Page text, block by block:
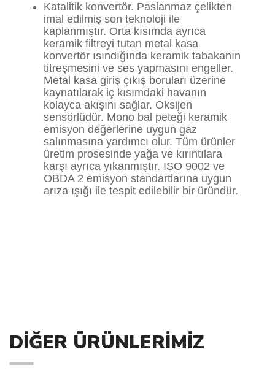
Katalitik konvertör. Paslanmaz çelikten
imal edilmiş son teknoloji ile
kaplanmıştır. Orta kısımda ayrıca
keramik filtreyi tutan metal kasa
konvertör ısındığında keramik tabakanın
titreşmesini ve ses yapmasını engeller.
Metal kasa giriş çıkış boruları üzerine
kaynatılarak iç kısımdaki havanın
kolayca akışını sağlar. Oksijen
sensörlüdür. Mono bal peteği keramik
emisyon değerlerine uygun gaz
salınmasına yardımcı olur. Tüm ürünler
üretim prosesinde yağa ve kırıntılara
karşı ayrıca yıkanmıştır. ISO 9002 ve
OBDA 2 emisyon standartlarına uygun
arıza ışığı ile tespit edilebilir bir üründür.
DIĞER ÜRÜNLERIMIZ